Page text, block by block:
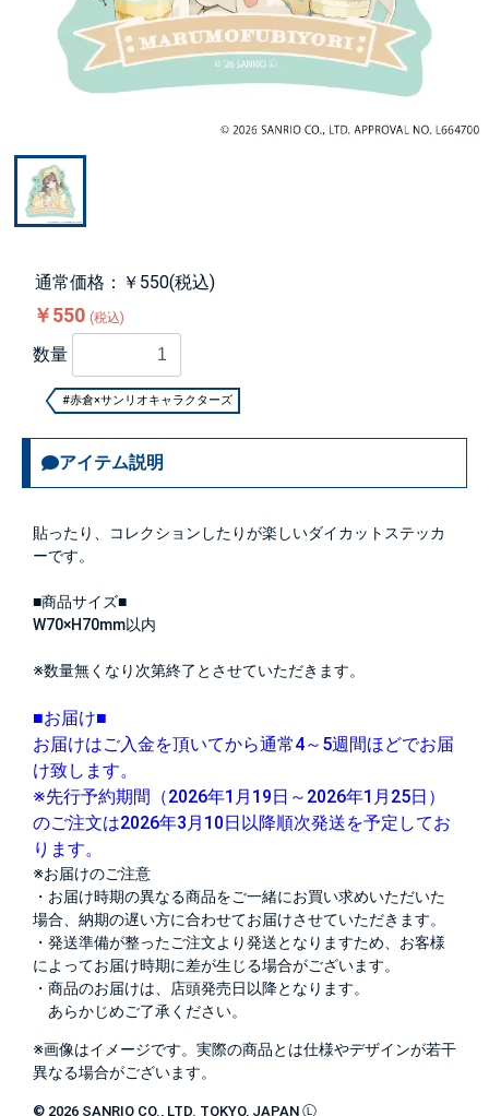
通常価格：￥550(税込)
￥550 (税込)
数量
#赤倉×サンリオキャラクターズ
アイテム説明
貼ったり、コレクションしたりが楽しいダイカットステッカ
ーです。
■商品サイズ■
W70×H70mm以内
※数量無くなり次第終了とさせていただきます。
■お届け■
お届けはご入金を頂いてから通常4～5週間ほどでお届
け致します。
※先行予約期間（2026年1月19日～2026年1月25日）
のご注文は2026年3月10日以降順次発送を予定してお
ります。
※お届けのご注意
・お届け時期の異なる商品をご一緒にお買い求めいただいた
場合、納期の遅い方に合わせてお届けさせていただきます。
・発送準備が整ったご注文より発送となりますため、お客様
によってお届け時期に差が生じる場合がございます。
・商品のお届けは、店頭発売日以降となります。
あらかじめご了承ください。
※画像はイメージです。実際の商品とは仕様やデザインが若干
異なる場合がございます。
© 2026 SANRIO CO., LTD. TOKYO, JAPAN Ⓛ